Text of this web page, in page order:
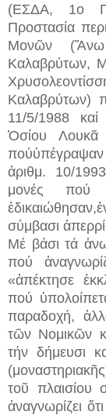
(ΕΣΔΑ, 1ο
Προστασία
Μονῶν (Ἄνω
Καλαβρύτων,
Καλαβρύτων)
11/5/1988
Ὁσίου Λουκᾶ
ἀριθμ. 10/
μονές πού
σύμβασι
Μέ βάσι τά
πού
«ἀπέκτησε
πού
παραδοχή,
τῶν Νομικῶν
τήν δήμευσι
τοῦ πλαισίου
ἀναγνωρίζει